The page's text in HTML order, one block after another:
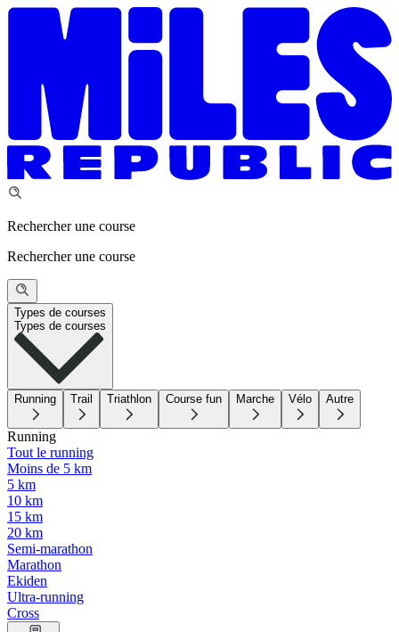
Rechercher une course
Rechercher une course
Types de courses
Types de courses
Running Trail Triathlon Course fun Marche Vélo Autre
Running
Tout le running
Moins de 5 km
5 km
10 km
15 km
20 km
Semi-marathon
Marathon
Ekiden
Ultra-running
Cross